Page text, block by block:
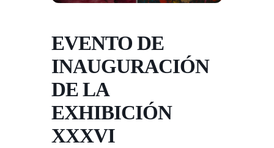
EVENTO DE
INAUGURACIÓN
DE LA
EXHIBICIÓN
XXXVI